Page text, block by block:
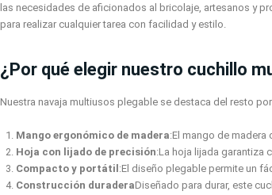
las necesidades de aficionados al bricolaje, artesanos y
para realizar cualquier tarea con facilidad y estilo.
¿Por qué elegir nuestro cuchillo
Nuestra navaja multiusos plegable se destaca del resto
Mango ergonómico de madera:El mango de
Hoja con lijado de precisión:La hoja lijada garantiza
Compacto y portátil :El diseño plegable permite un
Construcción duraderaDiseñado para durar, este